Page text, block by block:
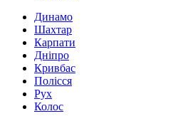
Динамо
Шахтар
Карпати
Дніпро
Кривбас
Полісся
Рух
Колос